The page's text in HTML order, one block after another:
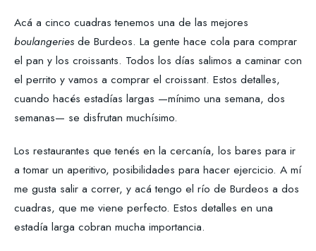
Acá a cinco cuadras tenemos una de las mejores
boulangeries de Burdeos. La gente hace cola para comprar
el pan y los croissants. Todos los días salimos a caminar con
el perrito y vamos a comprar el croissant. Estos detalles,
cuando hacés estadías largas —mínimo una semana, dos
semanas— se disfrutan muchísimo.
Los restaurantes que tenés en la cercanía, los bares para ir
a tomar un aperitivo, posibilidades para hacer ejercicio. A mí
me gusta salir a correr, y acá tengo el río de Burdeos a dos
cuadras, que me viene perfecto. Estos detalles en una
estadía larga cobran mucha importancia.